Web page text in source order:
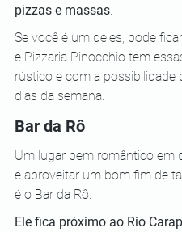
pizzas e massas
Se você é um deles, pode
e Pizzaria Pinocchio tem
rústico e com a
dias da semana.
Bar da Rô
Um lugar bem romântico em
e aproveitar um bom fim de
é o Bar da Rô.
Ele fica próximo ao Rio